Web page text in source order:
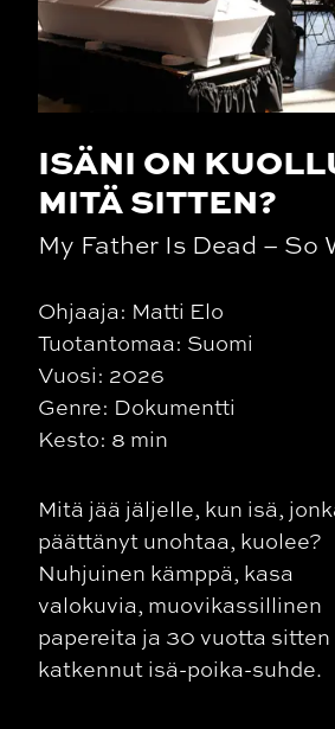
ISÄNI ON
MITÄ SITTEN?
My Father Is Dead – So
Ohjaaja: Matti Elo
Tuotantomaa: Suomi
Vuosi: 2026
Genre: Dokumentti
Kesto: 8 min
Mitä jää jäljelle, kun isä,
päättänyt unohtaa, kuolee?
Nuhjuinen kämppä, kasa
valokuvia, muovikassillinen
papereita ja 30 vuotta sitten
katkennut isä-poika-suhde.